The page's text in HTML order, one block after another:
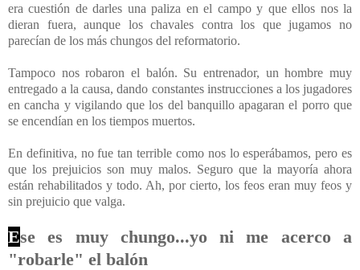
era cuestión de darles una paliza en el campo y que ellos nos la
dieran fuera, aunque los chavales contra los que jugamos no
parecían de los más chungos del reformatorio.
Tampoco nos robaron el balón. Su entrenador, un hombre muy
entregado a la causa, dando constantes instrucciones a los jugadores
en cancha y vigilando que los del banquillo apagaran el porro que
se encendían en los tiempos muertos.
En definitiva, no fue tan terrible como nos lo esperábamos, pero es
que los prejuicios son muy malos. Seguro que la mayoría ahora
están rehabilitados y todo. Ah, por cierto, los feos eran muy feos y
sin prejuicio que valga.
Ese es muy chungo...yo ni me acerco a
"robarle" el balón